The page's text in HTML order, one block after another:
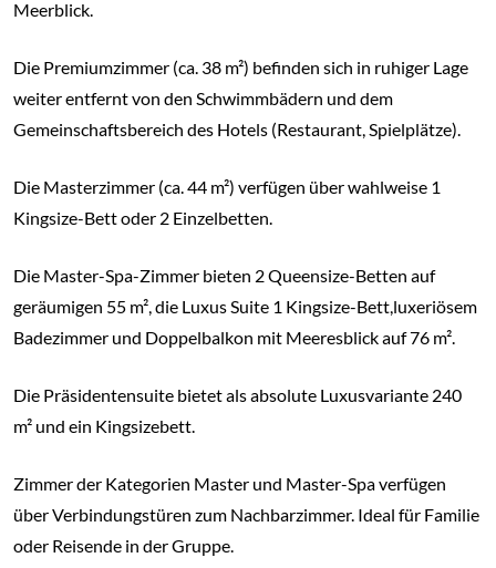
Meerblick.
Die Premiumzimmer (ca. 38 m²) befinden sich in ruhiger Lage
weiter entfernt von den Schwimmbädern und dem
Gemeinschaftsbereich des Hotels (Restaurant, Spielplätze).
Die Masterzimmer (ca. 44 m²) verfügen über wahlweise 1
Kingsize-Bett oder 2 Einzelbetten.
Die Master-Spa-Zimmer bieten 2 Queensize-Betten auf
geräumigen 55 m², die Luxus Suite 1 Kingsize-Bett,luxeriösem
Badezimmer und Doppelbalkon mit Meeresblick auf 76 m².
Die Präsidentensuite bietet als absolute Luxusvariante 240
m² und ein Kingsizebett.
Zimmer der Kategorien Master und Master-Spa verfügen
über Verbindungstüren zum Nachbarzimmer. Ideal für Familie
oder Reisende in der Gruppe.